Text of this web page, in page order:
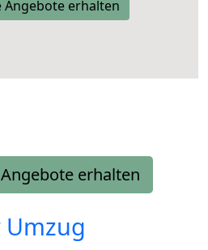
Angebote erhalten
erhalten